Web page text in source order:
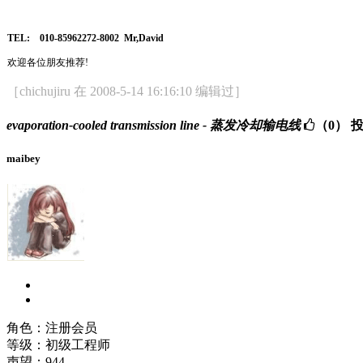
TEL: 010-85962272-8002 Mr,David
欢迎各位朋友推荐!
［chichujiru 在 2008-5-14 16:16:10 编辑过］
evaporation-cooled transmission line - 蒸发冷却输电线 （0）
maibey
角色：注册会员
等级：初级工程师